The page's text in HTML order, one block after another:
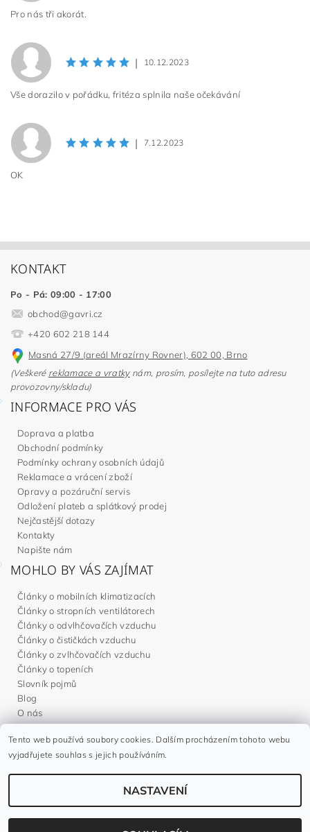
Pro nás tři akorát.
| 10.12.2023
Vše dorazilo v pořádku, fritéza splnila naše očekávání
| 7.12.2023
OK
KONTAKT
Po - Pá: 09:00 - 17:00
obchod@gavri.cz
+420 602 218 144
Masná 27/9 (areál Mrazírny Rovner), 602 00, Brno
(Veškeré reklamace a vratkynám, prosím, posílejte na tuto adresu
provozovny/skladu)
INFORMACE PRO VÁS
Doprava a platba
Obchodní podmínky
Podmínky ochrany osobních údajů
Reklamace a vrácení zboží
Opravy a pozáruční servis
Odložení plateb a splátkový prodej
Nejčastější dotazy
Kontakty
Napište nám
MOHLO BY VÁS ZAJÍMAT
Články o mobilních klimatizacích
Články o stropních ventilátorech
Články o odvlhčovačích vzduchu
Články o čističkách vzduchu
Články o zvlhčovačích vzduchu
Články o topeních
Slovník pojmů
Blog
O nás
Noaton.cz | Noaton.de | Noaton.es | Gavri.sk | Gavri.es
Gavri.cz, všechna práva vyhrazena
Tento web používá soubory cookies. Dalším procházením tohoto webu
vyjadřujete souhlas s jejich používáním.
NASTAVENÍ